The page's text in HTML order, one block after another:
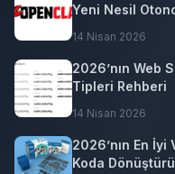
Yeni Nesil
14 Nisan 2026
2026’nın Web
Tipleri Rehberi
14 Nisan 2026
2026’nın En
Koda